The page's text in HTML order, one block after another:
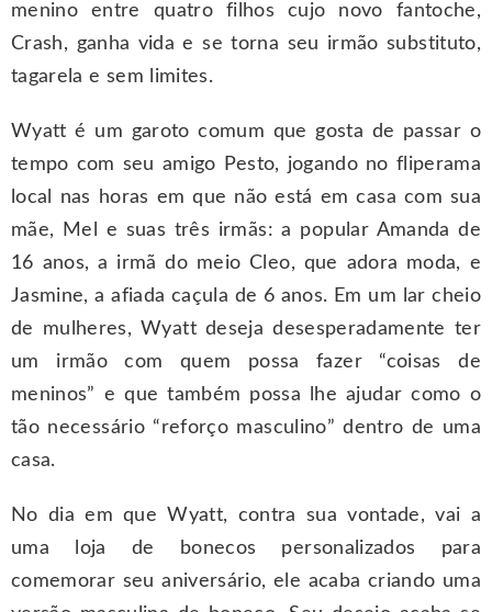
menino entre quatro filhos cujo novo fantoche,
Crash, ganha vida e se torna seu irmão substituto,
tagarela e sem limites.
Wyatt é um garoto comum que gosta de passar o
tempo com seu amigo Pesto, jogando no fliperama
local nas horas em que não está em casa com sua
mãe, Mel e suas três irmãs: a popular Amanda de
16 anos, a irmã do meio Cleo, que adora moda, e
Jasmine, a afiada caçula de 6 anos. Em um lar cheio
de mulheres, Wyatt deseja desesperadamente ter
um irmão com quem possa fazer “coisas de
meninos” e que também possa lhe ajudar como o
tão necessário “reforço masculino” dentro de uma
casa.
No dia em que Wyatt, contra sua vontade, vai a
uma loja de bonecos personalizados para
comemorar seu aniversário, ele acaba criando uma